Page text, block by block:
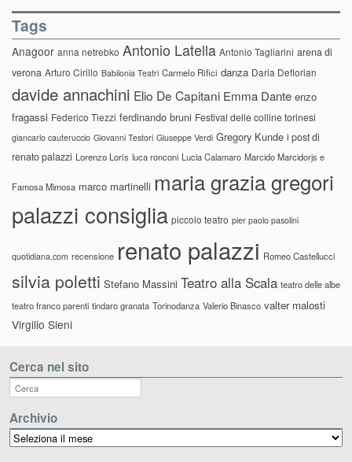
Tags
Anagoor anna netrebko Antonio Latella Antonio Tagliarini arena di
verona Arturo Cirillo Babilonia Teatri Carmelo Rifici danza Daria Deflorian
davide annachini Elio De Capitani Emma Dante enzo
fragassi Federico Tiezzi ferdinando bruni Festival delle colline torinesi
giancarlo cauteruccio Giovanni Testori Giuseppe Verdi Gregory Kunde i post di
renato palazzi Lorenzo Loris luca ronconi Lucia Calamaro Marcido Marcidorjs e
Famosa Mimosa marco martinelli maria grazia gregori
palazzi consiglia piccolo teatro pier paolo pasolini
quotidiana.com recensione renato palazzi Romeo Castellucci
silvia poletti Stefano Massini Teatro alla Scala teatro delle albe
teatro franco parenti tindaro granata Torinodanza Valerio Binasco valter malosti
Virgilio Sieni
Cerca nel sito
Archivio
Archivio